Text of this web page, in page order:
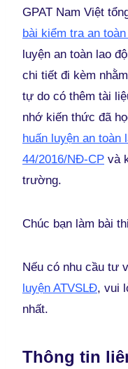
GPAT Nam Việt
bài kiểm tra an
luyện an toàn lao
chi tiết đi kèm
tự do có thêm tài
nhớ kiến thức đã
huấn luyện an toàn
44/2016/NĐ-CP và
trường.
Chúc bạn làm bài
Nếu có nhu cầu tư
luyện ATVSLĐ, vui
nhất.
Thông tin